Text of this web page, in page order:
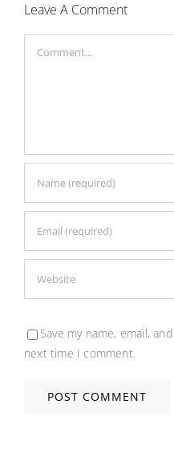
Leave A Comment
Save my name, email,
next time I comment.